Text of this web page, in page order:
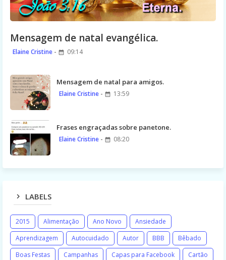
Mensagem de natal evangélica.
Elaine Cristine 09:14
Mensagem de natal para amigos.
Elaine Cristine 13:59
Frases engraçadas sobre panetone.
Elaine Cristine 08:20
LABELS
2015 Alimentação Ano Novo
Ansiedade
Aprendizagem
Autocuidado Autor BBB
Bêbado
Boas Festas
Campanhas Capas para Facebook
Cartão